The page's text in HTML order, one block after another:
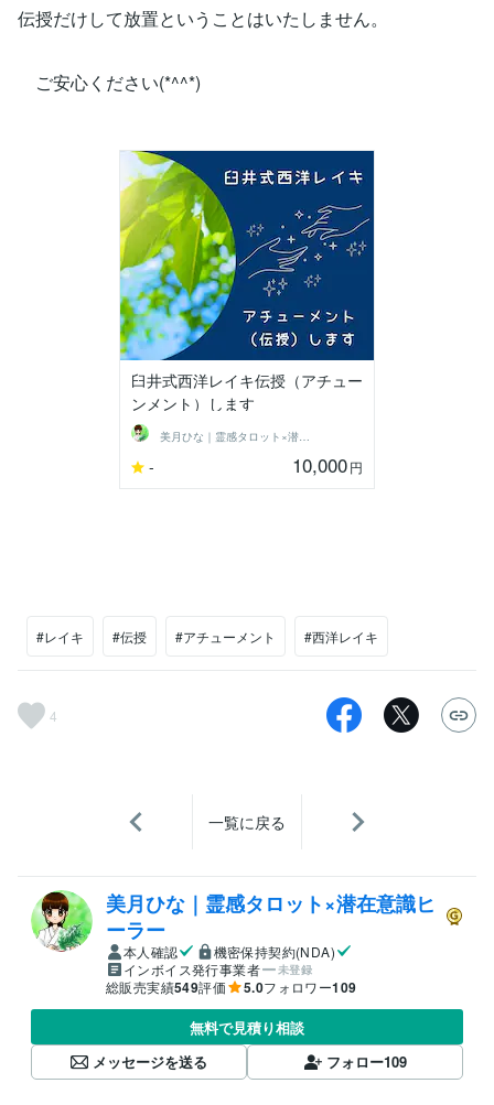
伝授だけして放置ということはいたしません。
ご安心ください(*^^*)
臼井式西洋レイキ伝授（アチュー
ンメント）します
美月ひな｜霊感タロット×潜在意識ヒーラー
- 10,000円
#レイキ #伝授 #アチューメント #西洋レイキ
4
一覧に戻る
美月ひな｜霊感タロット×潜在意識ヒ
ーラー
本人確認
機密保持契約(NDA)
インボイス発行事業者
未登録
総販売実績549評価 5.0フォロワー109
無料で見積り相談
メッセージを送る
フォロー109